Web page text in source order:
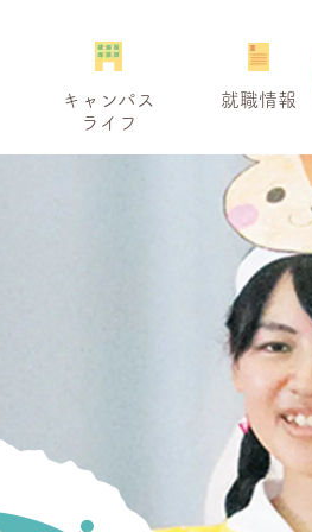
キャンパス
ライフ
就職情報